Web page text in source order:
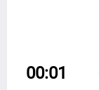
00:01